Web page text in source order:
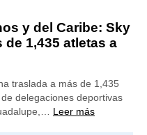
y del Caribe: Sky
1,435 atletas a
traslada a más de 1,435
delegaciones deportivas
Leer más